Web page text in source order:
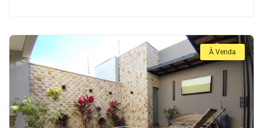
À Venda